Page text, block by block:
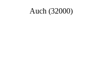
Auch (32000)